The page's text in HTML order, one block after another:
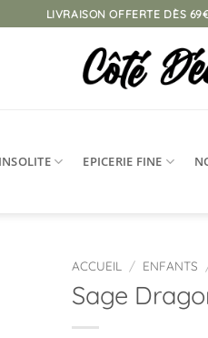
LIVRAISON OFFERTE DÈS
INSOLITE EPICERIE FINE
ACCUEIL / ENFANTS
Sage